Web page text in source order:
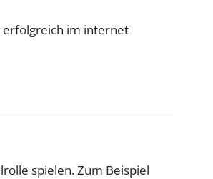
spielen. Zum Beispiel